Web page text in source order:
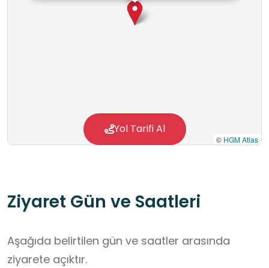
© HGM Atlas
Yol Tarifi Al
Ziyaret Gün ve Saatleri
Aşağıda belirtilen gün ve saatler arasında
ziyarete açıktır.